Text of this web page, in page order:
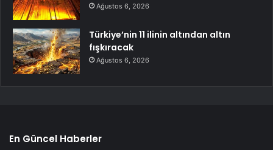
Ağustos 6, 2026
Türkiye’nin 11 ilinin altından altın
fışkıracak
Ağustos 6, 2026
En Güncel Haberler